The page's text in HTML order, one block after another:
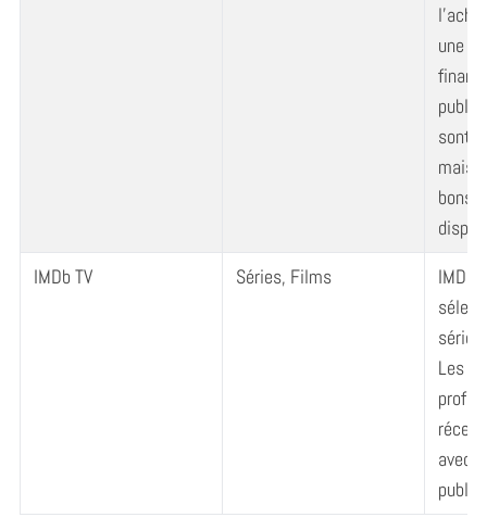
une
sont
mais
bons
IMDb TV
Séries, Films
IMDb
Les
avec